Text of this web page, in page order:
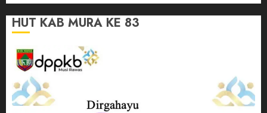
HUT KAB MURA KE 83